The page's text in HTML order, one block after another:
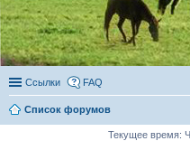
Ссылки FAQ
Список форумов
Текущее время: